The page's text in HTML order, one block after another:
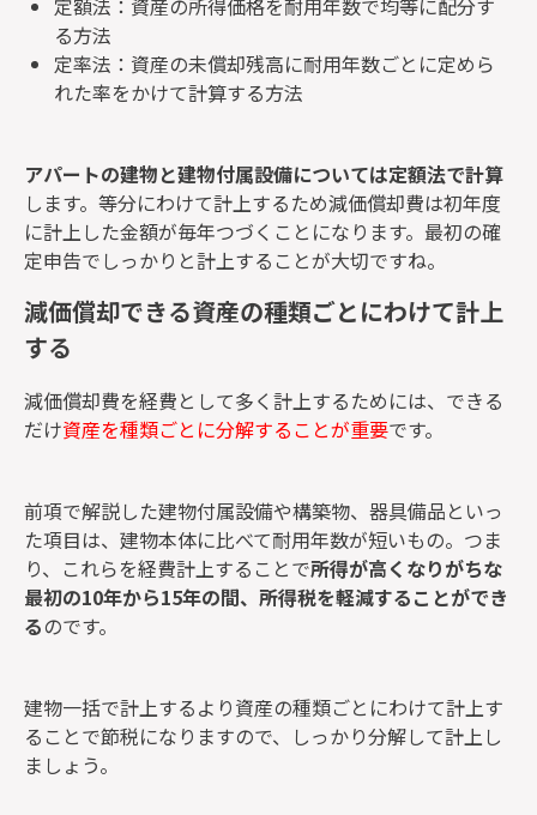
る方法
定率法：資産の未償却残高に耐用年数ごとに定めら
れた率をかけて計算する方法
アパートの建物と建物付属設備については定額法で計算
します。等分にわけて計上するため減価償却費は初年度
に計上した金額が毎年つづくことになります。最初の確
定申告でしっかりと計上することが大切ですね。
減価償却できる資産の種類ごとにわけて計上
する
減価償却費を経費として多く計上するためには、できる
だけ資産を種類ごとに分解することが重要です。
前項で解説した建物付属設備や構築物、器具備品といっ
た項目は、建物本体に比べて耐用年数が短いもの。つま
り、これらを経費計上することで所得が高くなりがちな
最初の10年から15年の間、所得税を軽減することができ
るのです。
建物一括で計上するより資産の種類ごとにわけて計上す
ることで節税になりますので、しっかり分解して計上し
ましょう。